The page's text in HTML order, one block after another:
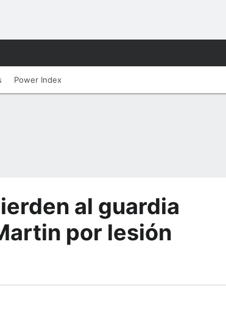
Power Index
al guardia
por lesión